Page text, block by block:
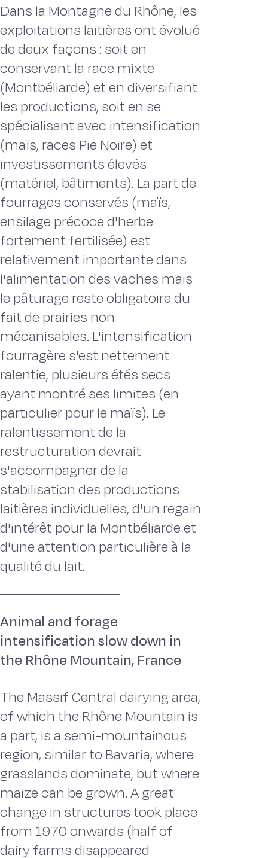
Dans la Montagne du Rhône, les
exploitations laitières ont évolué
de deux façons : soit en
conservant la race mixte
(Montbéliarde) et en diversifiant
les productions, soit en se
spécialisant avec intensification
(maïs, races Pie Noire) et
investissements élevés
(matériel, bâtiments). La part de
fourrages conservés (maïs,
ensilage précoce d'herbe
fortement fertilisée) est
relativement importante dans
l'alimentation des vaches mais
le pâturage reste obligatoire du
fait de prairies non
mécanisables. L'intensification
fourragère s'est nettement
ralentie, plusieurs étés secs
ayant montré ses limites (en
particulier pour le maïs). Le
ralentissement de la
restructuration devrait
s'accompagner de la
stabilisation des productions
laitières individuelles, d'un regain
d'intérêt pour la Montbéliarde et
d'une attention particulière à la
qualité du lait.
Animal and forage
intensification slow down in
the Rhône Mountain, France
The Massif Central dairying area,
of which the Rhône Mountain is
a part, is a semi-mountainous
region, similar to Bavaria, where
grasslands dominate, but where
maize can be grown. A great
change in structures took place
from 1970 onwards (half of
dairy farms disappeared